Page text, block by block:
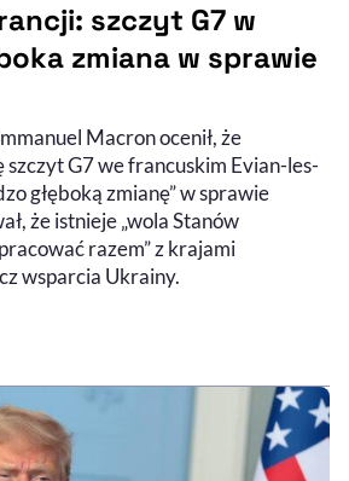
szczyt G7 w
zmiana w sprawie
Macron ocenił, że
szczyt G7 we francuskim Evian-les-
głęboką zmianę” w sprawie
że istnieje „wola Stanów
razem” z krajami
wsparcia Ukrainy.